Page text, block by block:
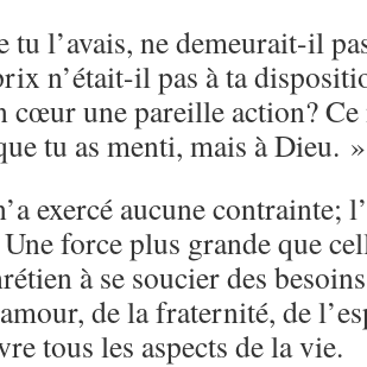
tu l’avais, ne demeurait-il
n’était-il pas à ta
cœur une pareille action? Ce
tu as menti, mais à Dieu. »
exercé aucune contrainte;
force plus grande que
à se soucier des
de la fraternité, de
tous les aspects de la vie.